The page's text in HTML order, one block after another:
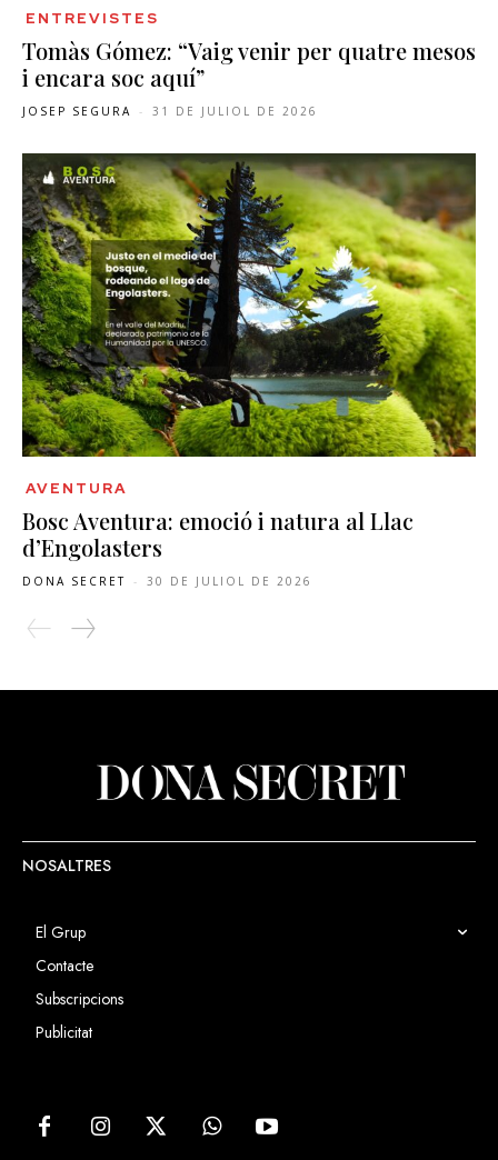
ENTREVISTES
Tomàs Gómez: “Vaig venir per quatre mesos
i encara soc aquí”
JOSEP SEGURA - 31 DE JULIOL DE 2026
AVENTURA
Bosc Aventura: emoció i natura al Llac
d’Engolasters
DONA SECRET - 30 DE JULIOL DE 2026
NOSALTRES
El Grup
Contacte
Subscripcions
Publicitat